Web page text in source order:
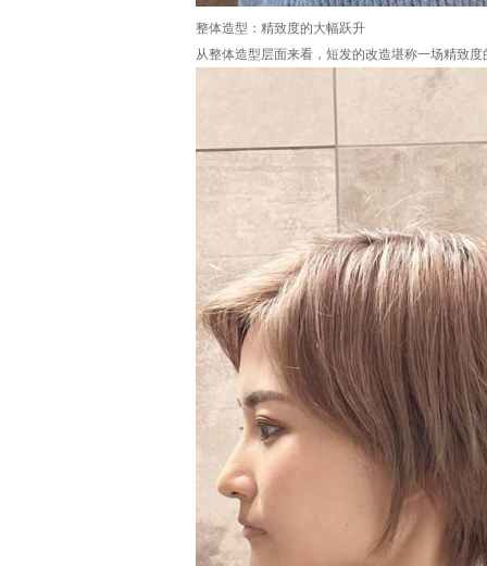
整体造型：精致度的大幅跃升
从整体造型层面来看，短发的改造堪称一场精致度